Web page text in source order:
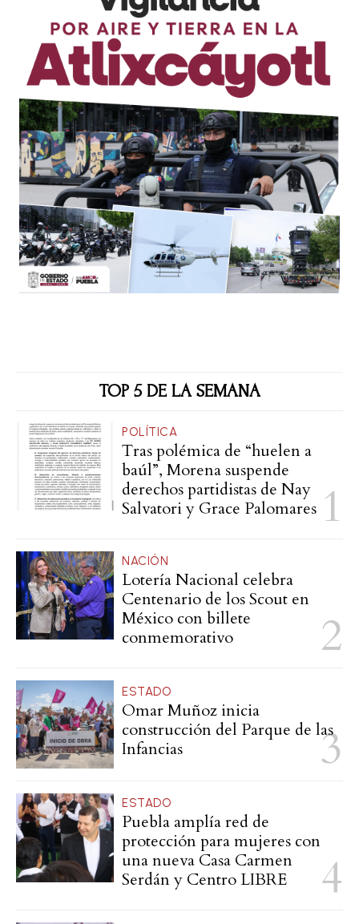
TOP 5 DE LA SEMANA
POLÍTICA
Tras polémica de “huelen a
baúl”, Morena suspende
derechos partidistas de Nay
Salvatori y Grace Palomares
NACIÓN
Lotería Nacional celebra
Centenario de los Scout en
México con billete
conmemorativo
ESTADO
Omar Muñoz inicia
construcción del Parque de las
Infancias
ESTADO
Puebla amplía red de
protección para mujeres con
una nueva Casa Carmen
Serdán y Centro LIBRE